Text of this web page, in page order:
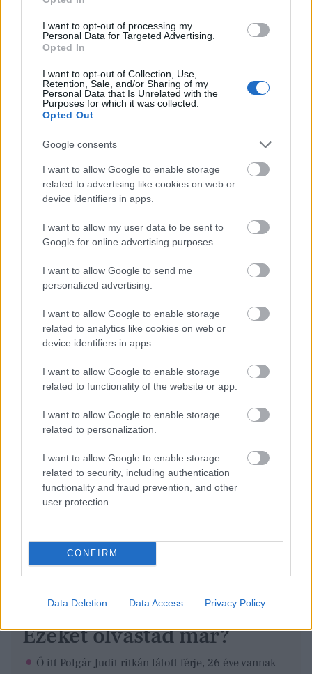
I want to opt-out of processing my
Personal Data for Targeted Advertising.
Opted In
I want to opt-out of Collection, Use,
Retention, Sale, and/or Sharing of my
Personal Data that Is Unrelated with the
Purposes for which it was collected.
Opted Out
Google consents
I want to allow Google to enable storage
related to advertising like cookies on web or
device identifiers in apps.
I want to allow my user data to be sent to
Google for online advertising purposes.
I want to allow Google to send me
personalized advertising.
I want to allow Google to enable storage
related to analytics like cookies on web or
device identifiers in apps.
I want to allow Google to enable storage
related to functionality of the website or app.
I want to allow Google to enable storage
related to personalization.
I want to allow Google to enable storage
related to security, including authentication
functionality and fraud prevention, and other
user protection.
CONFIRM
Data Deletion Data Access Privacy Policy
További tünetek, amelyek
gyanakvásra adhatnak
okot
A hasnyálmirigy az egyik létfontosságú szervünk, a
has felső részén található, elengedhetetlen az
emésztéshez
és a hormontermeléshez, beleértve
véletlenül nevezikcsendes gyilkosnak , sok olyan jele
van, amelyet általában észre sem vesznek az
emberek. Ezek lehetnek még a fentieken kívül az
állandó teltségérzet, a krónikus hasmenés, a
váratlan fogyás és a tartósfáradtság
Ezeket olvastad már?
Ő itt Polgár Judit ritkán látott férje, 26 éve vannak